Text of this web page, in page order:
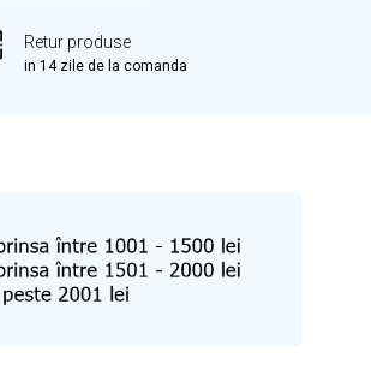
Retur produse
in 14 zile de la comanda